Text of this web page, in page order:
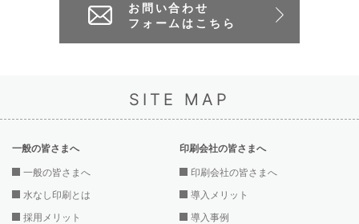
お問い合わせ
フォームはこちら
SITE MAP
一般の皆さまへ
一般の皆さまへ
水なし印刷とは
採用メリット
印刷会社の皆さまへ
印刷会社の皆さまへ
導入メリット
導入事例